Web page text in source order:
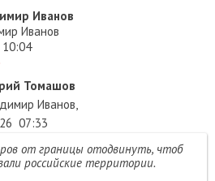
Иванов
Иванов
10:04
Томашов
Иванов,
07:33
от границы отодвинуть, чтоб
российские территории.